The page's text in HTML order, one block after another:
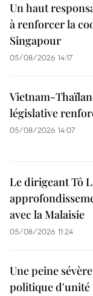
Un haut
à renforcer la
Singapour
05/08/2026 14:17
Vietnam-
législative
05/08/2026 14:07
Le dirigeant Tô
avec la Malaisie
05/08/2026 11:24
Une peine
politique d'unité